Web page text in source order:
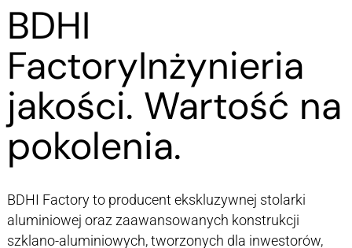
BDHI
FactoryInżynieria
jakości. Wartość na
pokolenia.
BDHI Factory to producent ekskluzywnej stolarki
aluminiowej oraz zaawansowanych konstrukcji
szklano-aluminiowych, tworzonych dla inwestorów,